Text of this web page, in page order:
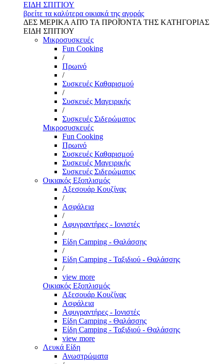
ΕΙΔΗ ΣΠΙΤΙΟΥ
βρείτε τα καλύτερα οικιακά της αγοράς
ΔΕΣ ΜΕΡΙΚΑ ΑΠΌ ΤΑ ΠΡΟΪΌΝΤΑ ΤΗΣ ΚΑΤΗΓΟΡΙΑΣ
ΕΙΔΗ ΣΠΙΤΙΟΥ
Μικροσυσκευές
Fun Cooking
/
Πρωινό
/
Συσκευές Καθαρισμού
/
Συσκευές Μαγειρικής
/
Συσκευές Σιδερώματος
Μικροσυσκευές
Fun Cooking
Πρωινό
Συσκευές Καθαρισμού
Συσκευές Μαγειρικής
Συσκευές Σιδερώματος
Οικιακός Εξοπλισμός
Αξεσουάρ Κουζίνας
/
Ασφάλεια
/
Αφυγραντήρες - Ιονιστές
/
Είδη Camping - Θαλάσσης
/
Είδη Camping - Ταξιδιού - Θαλάσσης
/
view more
Οικιακός Εξοπλισμός
Αξεσουάρ Κουζίνας
Ασφάλεια
Αφυγραντήρες - Ιονιστές
Είδη Camping - Θαλάσσης
Είδη Camping - Ταξιδιού - Θαλάσσης
view more
Λευκά Είδη
Ανωστρώματα